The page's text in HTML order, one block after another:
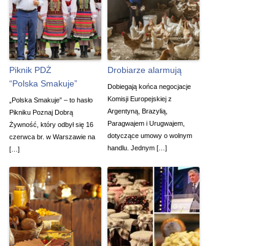
Piknik PDŻ
“Polska Smakuje”
„Polska Smakuje” – to hasło
Pikniku Poznaj Dobrą
Żywność, który odbył się 16
czerwca br. w Warszawie na
[…]
Drobiarze alarmują
Dobiegają końca negocjacje
Komisji Europejskiej z
Argentyną, Brazylią,
Paragwajem i Urugwajem,
dotyczące umowy o wolnym
handlu. Jednym […]